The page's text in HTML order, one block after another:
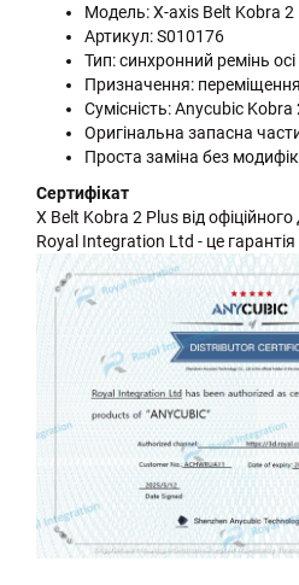
Модель: X-axis Belt Kobra 2
Артикул: S010176
Тип: синхронний ремінь осі
Призначення:
Сумісність: Anycubic Kobra
Оригінальна запасна
Проста заміна без
Сертифікат
X Belt Kobra 2 Plus від
Royal Integration Ltd - це гарантія